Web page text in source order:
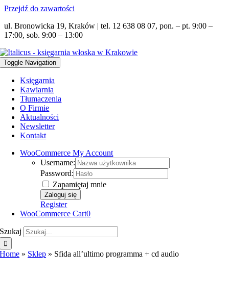
Przejdź do zawartości
ul. Bronowicka 19, Kraków | tel. 12 638 08 07, pon. – pt. 9:00 –
17:00, sob. 9:00 – 13:00
Toggle Navigation
Księgarnia
Kawiarnia
Tłumaczenia
O Firmie
Aktualności
Newsletter
Kontakt
WooCommerce My Account
Username:
Password:
Zapamiętaj mnie
Register
WooCommerce Cart0
Szukaj
Home » Sklep » Sfida all’ultimo programma + cd audio